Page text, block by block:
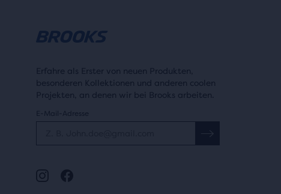
Erfahre als Erster von neuen Produkten,
besonderen Kollektionen und anderen coolen
Projekten, an denen wir bei Brooks arbeiten.
E-Mail-Adresse